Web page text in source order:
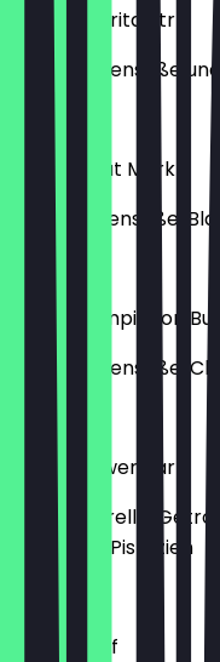
Sa.Margherita Str
mit Tomatensoße
Pizza Spinat Markt
Mit Tomatensoße,
Pizza Champignon
mit Tomatensoße,
Am Pestower Park
mit Mozzarella,
Gehackte Pistazien
Veggie-Hof